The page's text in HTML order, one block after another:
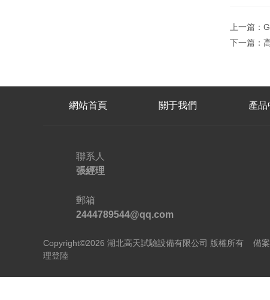
上一篇：
下一篇：
網站首頁 關于我們 產品
聯系人
張經理
郵箱
2444789544@qq.com
Copyright©2026 湖北高天試驗設備有限公司 版權所有 備
理登陸